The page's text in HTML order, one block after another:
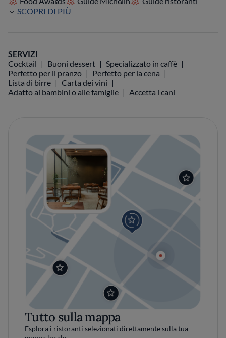
SCOPRI DI PIÙ
SERVIZI
Cocktail
Buoni dessert
Specializzato in caffè
Perfetto per il pranzo
Perfetto per la cena
Lista di birre
Carta dei vini
Adatto ai bambini o alle famiglie
Accetta i cani
Tutto sulla mappa
Esplora i ristoranti selezionati direttamente sulla tua